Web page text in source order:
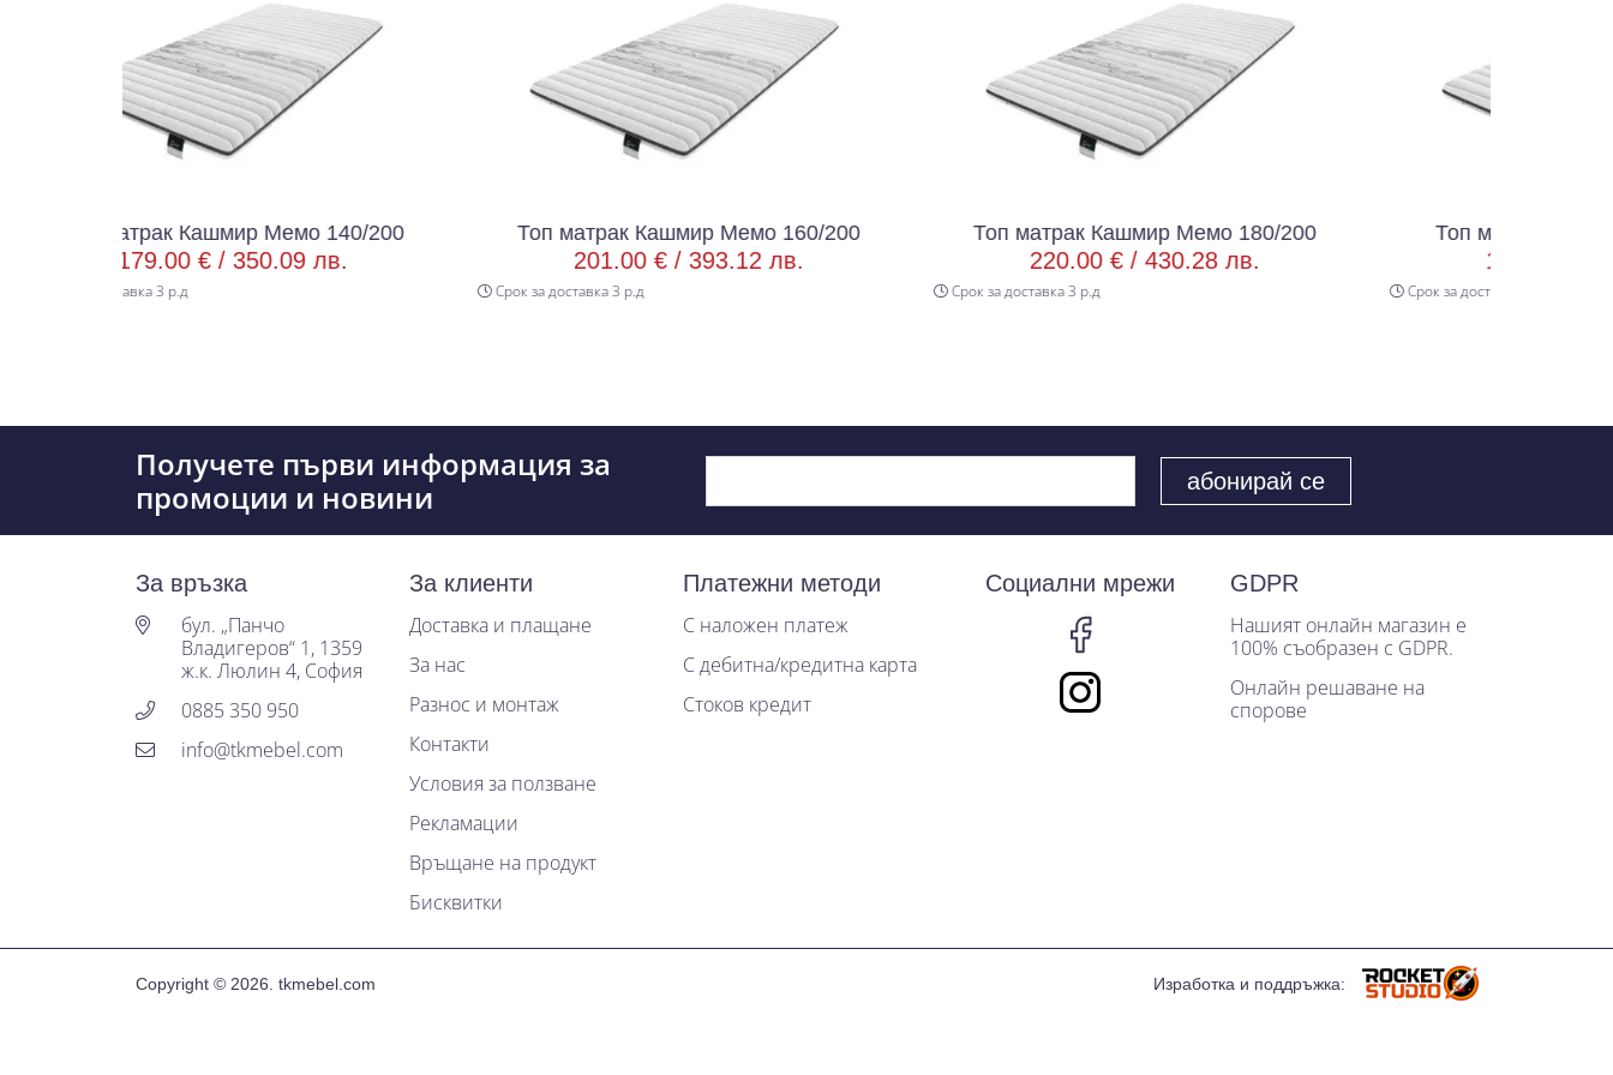
Кашмир Мемо 140/200
350.09 лв.
Топ матрак Кашмир Мемо 160/200
393.12 лв.
Срок за доставка 3 р.д
Топ матрак Кашмир Мемо 180/200
430.28 лв.
Срок за доставка 3 р.д
Топ матрак Кашмир Мемо 82/190
205.36 лв.
Срок за доставка 3 р.д
Получете първи информация за
промоции и новини
За връзка
бул. „Панчо
Владигеров“ 1, 1359
ж.к. Люлин 4, София
0885 350 950
info@tkmebel.com
За клиенти
Доставка и плащане
За нас
Разнос и монтаж
Контакти
Условия за ползване
Рекламации
Връщане на продукт
Бисквитки
Платежни методи
С наложен платеж
С дебитна/кредитна карта
Стоков кредит
Социални мрежи
GDPR
Нашият онлайн магазин е
100% съобразен с GDPR.
Онлайн решаване на
спорове
Copyright © 2026. tkmebel.com Изработка и поддръжка: